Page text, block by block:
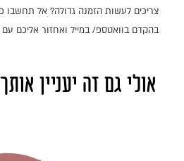
צריכים לעשות הזמנה גדולה? אל תחשבו
בהקדם בוואטספ/ במייל ואחזור אליכם
אולי גם זה יעניין